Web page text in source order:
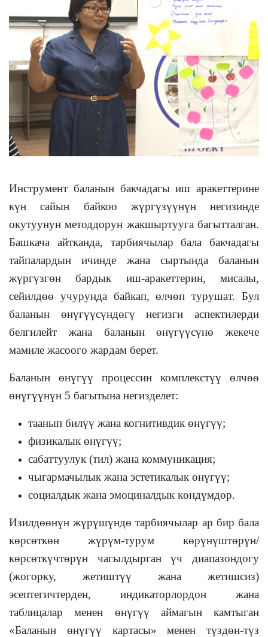
Инструмент баланын бакчадагы иш аракеттерине
күн сайын байкоо жүргүзүүнүн негизинде
окутуунун методдорун жакшыртууга багытталган.
Башкача айтканда, тарбиячылар бала бакчадагы
тайпалардын ичинде жана сыртында баланын
жүргүзгөн бардык иш-аракеттерин, мисалы,
сейилдөө учурунда байкап, өлчөп турушат. Бул
баланын өнүгүүсүндөгү негизги аспектилерди
белгилейт жана баланын өнүгүүсүнө жекече
мамиле жасоого жардам берет.
Баланын өнүгүү процессин комплекстүү өлчөө
өнүгүүнүн 5 багытына негизделет:
таанып билүү жана когнитивдик өнүгүү;
физикалык өнүгүү;
сабаттуулук (тил) жана коммуникация;
чыгармачылык жана эстетикалык өнүгүү;
социалдык жана эмоциналдык көндүмдөр.
Изилдөөнүн жүрүшүндө тарбиячылар ар бир бала
көрсөткөн жүрүм-турум көрүнүштөрүн/
көрсөткүчтөрүн чагылдырган үч диапазондогу
(жогорку, жетиштүү жана жетишсиз)
эсептегичтерден, индикаторлордон жана
таблицалар менен өнүгүү аймагын камтыган
«Баланын өнүгүү картасы» менен түздөн-түз